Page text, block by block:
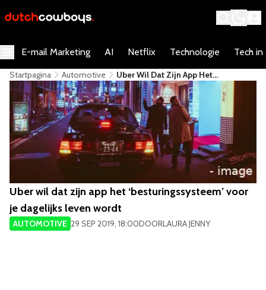
E-mail Marketing AI Netflix Technologie Tech in
Startpagina Automotive
​Uber Wil Dat Zijn App Het
‘besturingssysteem’ Voor Je
Dagelijks Leven Wordt
​Uber wil dat zijn app het ‘besturingssysteem’ voor
je dagelijks leven wordt
AUTOMOTIVE 29 SEP 2019, 18:00DOORLAURA JENNY